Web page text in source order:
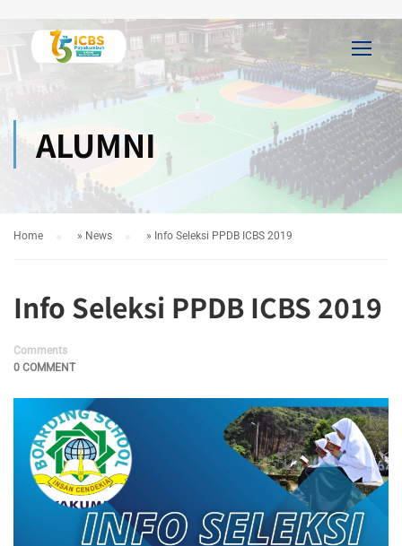
ALUMNI
Home » News » Info Seleksi PPDB ICBS 2019
Info Seleksi PPDB ICBS 2019
Comments
0 COMMENT